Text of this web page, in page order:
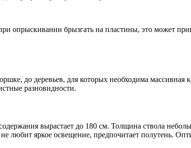
опрыскивании брызгать на пластины, это может
до деревьев, для которых необходима массивная
разновидности.
вырастает до 180 см. Толщина ствола
яркое освещение, предпочитает полутень.